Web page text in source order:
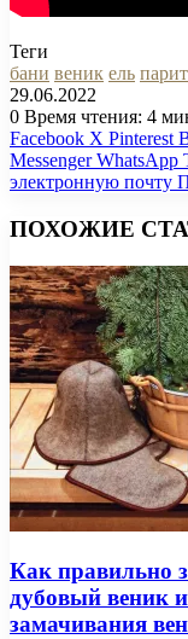
Теги
бани веник ель
29.06.2022
0 Время чтения: 4
Facebook X Pinterest
Messenger WhatsApp
электронную почту
ПОХОЖИЕ
Как правильно
дубовый веник
замачивания